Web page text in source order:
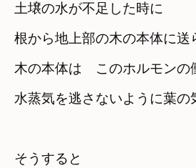
土壌の水が不足した時に
根から地上部の木の本体に送
木の本体は　このホルモン
水蒸気を逃さないように葉の
そうすると